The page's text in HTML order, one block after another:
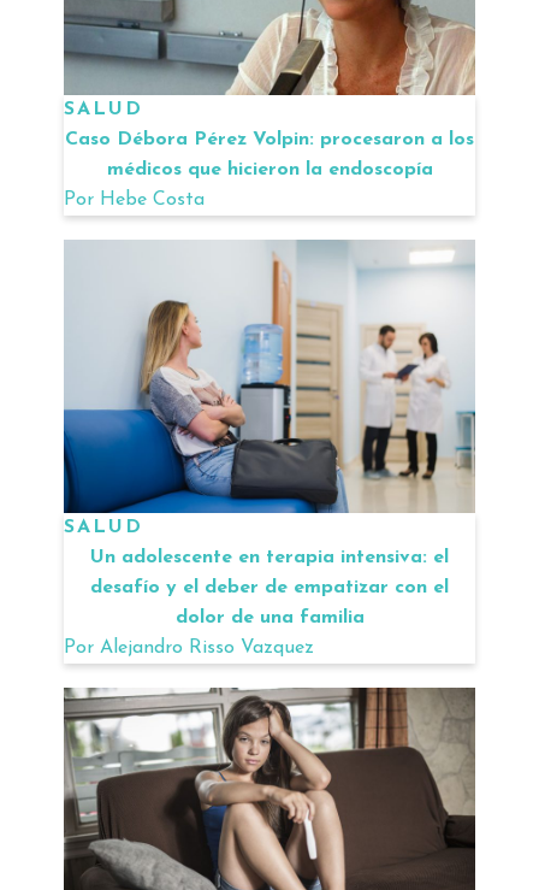
SALUD
Caso Débora Pérez Volpin: procesaron a los
médicos que hicieron la endoscopía
Por Hebe Costa
SALUD
Un adolescente en terapia intensiva: el
desafío y el deber de empatizar con el
dolor de una familia
Por Alejandro Risso Vazquez